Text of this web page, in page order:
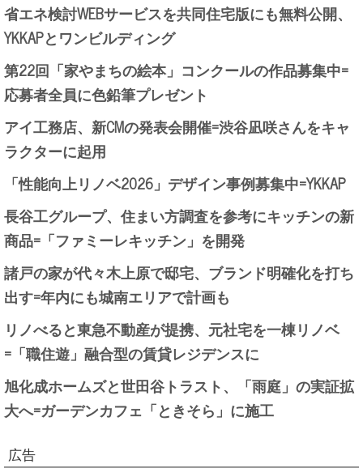
省エネ検討WEBサービスを共同住宅版にも無料公開、
YKKAPとワンビルディング
第22回「家やまちの絵本」コンクールの作品募集中=
応募者全員に色鉛筆プレゼント
アイ工務店、新CMの発表会開催=渋谷凪咲さんをキャ
ラクターに起用
「性能向上リノベ2026」デザイン事例募集中=YKKAP
長谷工グループ、住まい方調査を参考にキッチンの新
商品=「ファミーレキッチン」を開発
諸戸の家が代々木上原で邸宅、ブランド明確化を打ち
出す=年内にも城南エリアで計画も
リノべると東急不動産が提携、元社宅を一棟リノベ
=「職住遊」融合型の賃貸レジデンスに
旭化成ホームズと世田谷トラスト、「雨庭」の実証拡
大へ=ガーデンカフェ「ときそら」に施工
広告